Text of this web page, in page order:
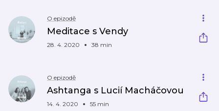
O epizodě
Meditace s Vendy
28. 4. 2020 38 min
O epizodě
Ashtanga s Lucií Macháčovou
14. 4. 2020 55 min